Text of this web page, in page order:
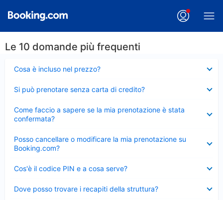
Le 10 domande più frequenti
Cosa è incluso nel prezzo?
chiuso
Si può prenotare senza carta di credito?
chiuso
Come faccio a sapere se la mia prenotazione è stata
confermata?
chiuso
Posso cancellare o modificare la mia prenotazione su
Booking.com?
chiuso
Cos'è il codice PIN e a cosa serve?
chiuso
Dove posso trovare i recapiti della struttura?
chiuso